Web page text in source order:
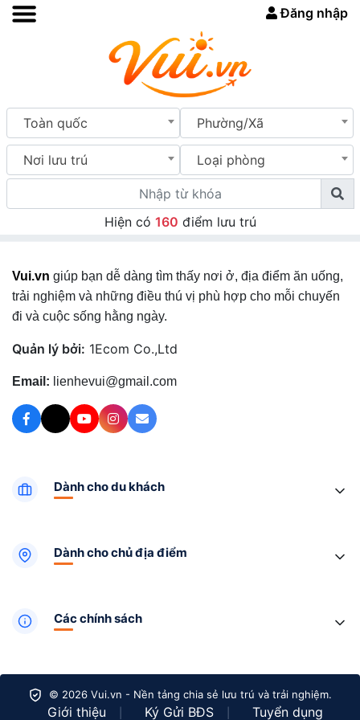
Đăng nhập
Toàn quốc Phường/Xã
Nơi lưu trú Loại phòng
Hiện có 160 điểm lưu trú
Vui.vn giúp bạn dễ dàng tìm thấy nơi ở, địa điểm ăn uống,
trải nghiệm và những điều thú vị phù hợp cho mỗi chuyến
đi và cuộc sống hằng ngày.
Quản lý bởi: 1Ecom Co.,Ltd
Email: lienhevui@gmail.com
Dành cho du khách
Dành cho chủ địa điểm
Các chính sách
© 2026 Vui.vn - Nền tảng chia sẻ lưu trú và trải nghiệm.
Giới thiệu Ký Gửi BĐS Tuyển dụng